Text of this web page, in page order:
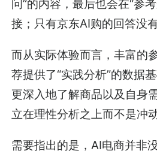
问”的内容，最后也会在“参
接；只有京东AI购的回答没
而从实际体验而言，丰富的
荐提供了“实践分析”的数据
更深入地了解商品以及自身
立在理性分析之上而不是冲动
需要指出的是，AI电商并非